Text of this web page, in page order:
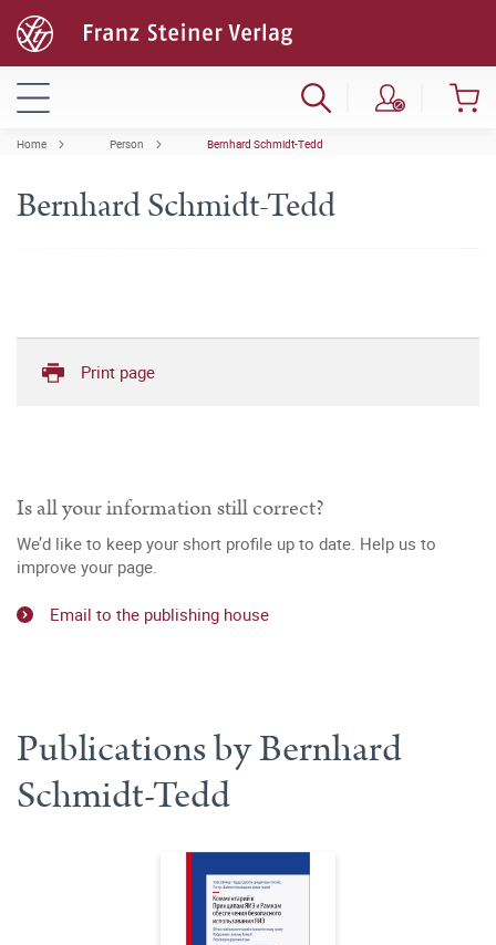
Home Person Bernhard Schmidt-Tedd
Bernhard Schmidt-Tedd
Print page
Is all your information still correct?
We’d like to keep your short profile up to date. Help us to
improve your page.
Email to the publishing house
Publications by Bernhard
Schmidt-Tedd